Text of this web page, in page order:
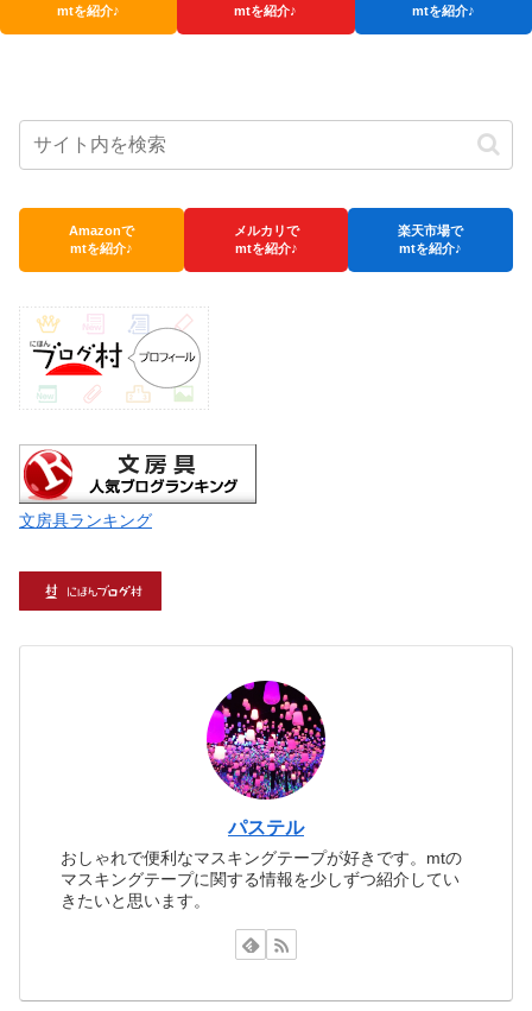
mtを紹介♪
mtを紹介♪
mtを紹介♪
Amazonで
mtを紹介♪
メルカリで
mtを紹介♪
楽天市場で
mtを紹介♪
文房具ランキング
パステル
おしゃれで便利なマスキングテープが好きです。mtの
マスキングテープに関する情報を少しずつ紹介してい
きたいと思います。